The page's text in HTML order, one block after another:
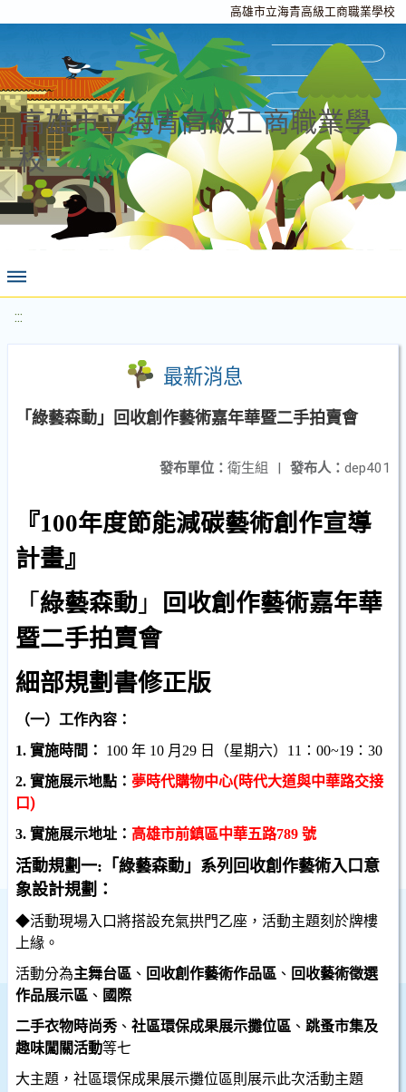
高雄市立海青高級工商職業學校
高雄市立海青高級工商職業學
校
:::
最新消息
「綠藝森動」回收創作藝術嘉年華暨二手拍賣會
發布人： dep401
發布單位： 衛生組 |
『100年度節能減碳藝術創作宣導
計畫』
「 綠藝森動 」
回收創作藝術嘉年華
暨二手拍賣會
細部規劃書修正版
（一）工作內容：
1. 實施時間： 100 年 10 月 29 日（星期六） 11 ： 00~19 ： 30
2. 實施展示地點： 夢時代購物中心(時代大道與中華路交接
口)
3. 實施展示地址 ： 高雄市前鎮區中華五路789 號
活動規劃一: 「綠藝森動」系列回收創作藝術入口意
象設計規劃：
◆活動現場入口將搭設充氣拱門乙座，活動主題刻於牌樓
上緣。
活動分為主舞台區 、 回收創作藝術作品區 、 回收藝術徵選
作品展示區 、 國際
二手衣物時尚秀 、 社區環保成果展示攤位區 、 跳蚤市集及
趣味闖關活動等七
大主題，社區環保成果展示攤位區則展示此次活動主題